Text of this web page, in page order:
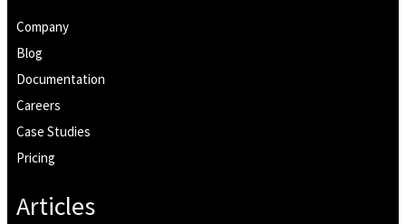
Company
Blog
Documentation
Careers
Case Studies
Pricing
Articles